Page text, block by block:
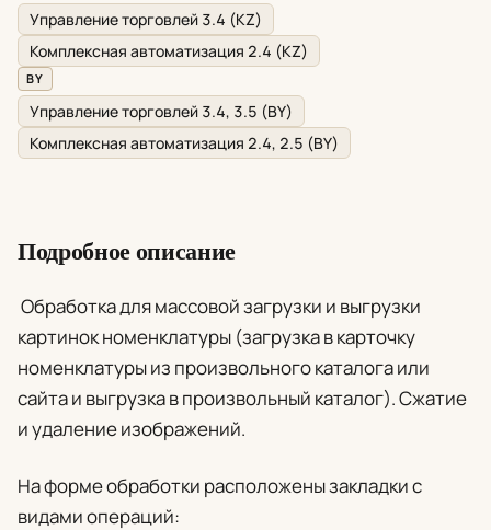
Управление торговлей 3.4 (KZ)
Комплексная автоматизация 2.4 (KZ)
BY
Управление торговлей 3.4, 3.5 (BY)
Комплексная автоматизация 2.4, 2.5 (BY)
Подробное описание
Обработка для массовой загрузки и выгрузки
картинок номенклатуры (загрузка в карточку
номенклатуры из произвольного каталога или
сайта и выгрузка в произвольный каталог). Сжатие
и удаление изображений.
На форме обработки расположены закладки с
видами операций: